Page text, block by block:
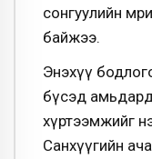
сонгуулийн
байжээ.
Энэхүү
бүсэд
хүртээмжийг
Санхүүгийн